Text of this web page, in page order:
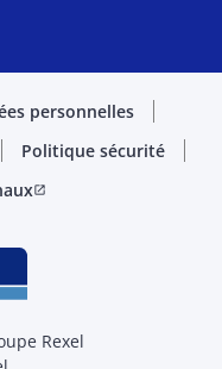
personnelles
Politique sécurité
open_in_new
Rexel